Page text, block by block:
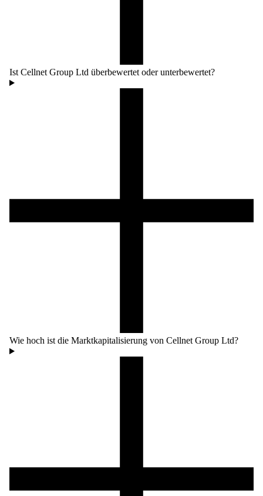
Ist Cellnet Group Ltd überbewertet oder unterbewertet?
Wie hoch ist die Marktkapitalisierung von Cellnet Group Ltd?